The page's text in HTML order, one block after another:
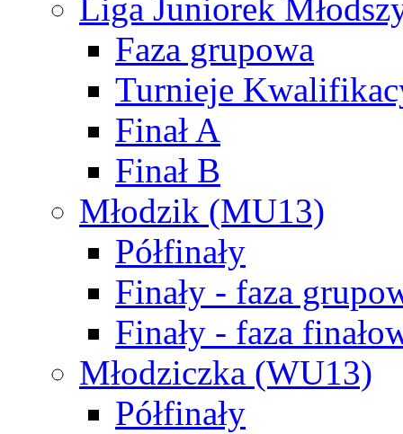
Liga Juniorek
Faza grupowa
Turnieje
Finał A
Finał B
Młodzik (MU13)
Półfinały
Finały - faza
Finały - faza
Młodziczka (WU13)
Półfinały